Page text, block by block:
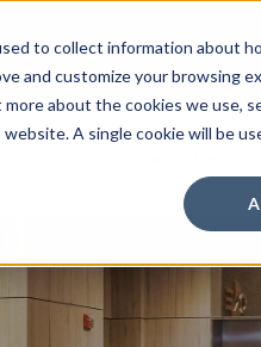
to collect information about
and customize your browsing
about the cookies we use,
A single cookie will be